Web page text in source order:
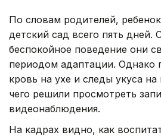
По словам родителей,
детский сад всего пять дней.
беспокойное поведение они
периодом адаптации. Однако
кровь на ухе и следы укуса на
чего решили просмотреть
видеонаблюдения.
На кадрах видно, как